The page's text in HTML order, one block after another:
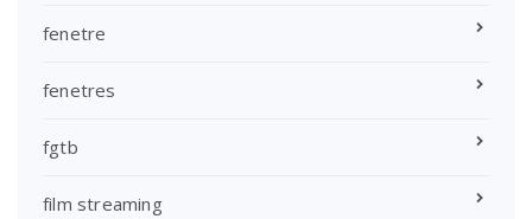
fenetre
fenetres
fgtb
film streaming